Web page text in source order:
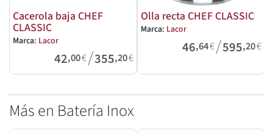
Cacerola baja CHEF
CLASSIC
Marca: Lacor
42,00€/355,20€
Olla recta CHEF CLASSIC
Marca: Lacor
46,64€/595,20€
Más en Batería Inox